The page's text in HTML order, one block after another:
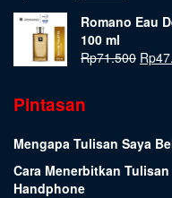
Romano Eau
100 ml
Rp71.500 Rp
Pintasan
Mengapa Tulisan Saya
Cara Menerbitkan
Handphone